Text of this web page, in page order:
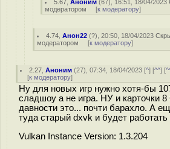
5.67 ,Аноним (67), 16:51, 18/04/2023
модератором [к модератору]
4.74 ,Анон22 (?), 20:50, 18/04/2023
модератором [к модератору]
2.27 ,Аноним (27), 07:34, 18/04/2023 [^] [^^] [
[к модератору]
Ну для новых игр нужно хотя-бы
сладшоу а не игра. НУ и карточки
давности это... почти барахло. А
туда старый dxvk и будет работать
Vulkan Instance Version: 1.3.204